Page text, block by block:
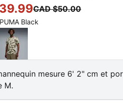
CAD $50.00
PUMA Black
Loden Green
mesure 6' 2" cm et
M.